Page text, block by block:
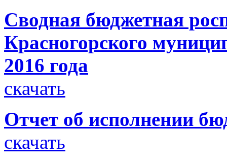
Сводная бюджетная
Красногорского
2016 года
скачать
Отчет об исполнении
скачать